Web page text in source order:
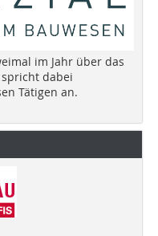
im Jahr über das
dabei
Tätigen an.